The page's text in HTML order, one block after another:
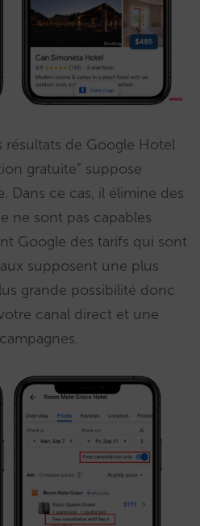
résultats de Google Hotel
gratuite” suppose
Dans ce cas, il élimine des
ne sont pas capables
Google des tarifs qui sont
supposent une plus
grande possibilité donc
canal direct et une